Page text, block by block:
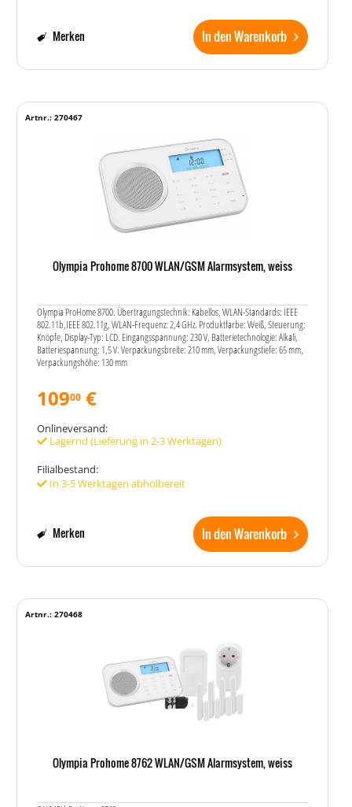
In den Warenkorb
Merken
Olympia Prohome 8700 WLAN/GSM Alarmsystem, weiss
Olympia ProHome 8700. Übertragungstechnik: Kabellos, WLAN-Standards: IEEE
802.11b,IEEE 802.11g, WLAN-Frequenz: 2,4 GHz. Produktfarbe: Weiß, Steuerung:
Knöpfe, Display-Typ: LCD. Eingangsspannung: 230 V, Batterietechnologie: Alkali,
Batteriespannung: 1,5 V. Verpackungsbreite: 210 mm, Verpackungstiefe: 65 mm,
Verpackungshöhe: 130 mm
Artnr.: 270467
10900 €
Onlineversand:
Lagernd (Lieferung in 2-3 Werktagen)
Filialbestand:
In 3-5 Werktagen abholbereit
In den Warenkorb
Merken
Olympia Prohome 8762 WLAN/GSM Alarmsystem, weiss
Artnr.: 270468